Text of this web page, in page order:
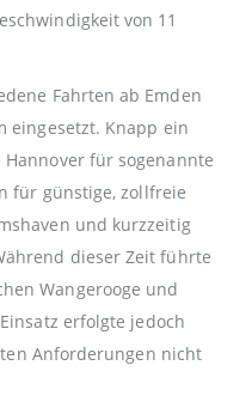
von 11
Fahrten ab Emden
eingesetzt. Knapp ein
für sogenannte
für günstige, zollfreie
und kurzzeitig
dieser Zeit führte
Wangerooge und
erfolgte jedoch
Anforderungen nicht